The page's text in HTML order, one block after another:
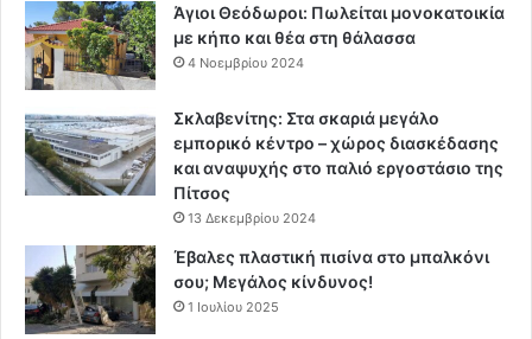
Άγιοι Θεόδωροι: Πωλείται μονοκατοικία
με κήπο και θέα στη θάλασσα
4 Νοεμβρίου 2024
Σκλαβενίτης: Στα σκαριά μεγάλο
εμπορικό κέντρο – χώρος διασκέδασης
και αναψυχής στο παλιό εργοστάσιο της
Πίτσος
13 Δεκεμβρίου 2024
Έβαλες πλαστική πισίνα στο μπαλκόνι
σου; Μεγάλος κίνδυνος!
1 Ιουλίου 2025